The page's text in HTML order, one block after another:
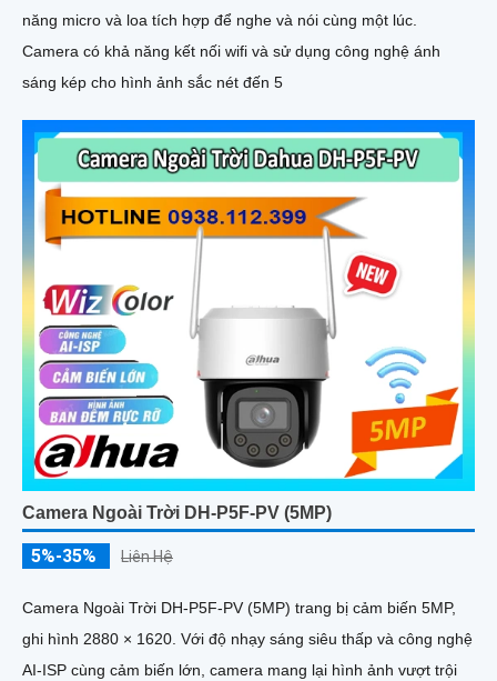
năng micro và loa tích hợp để nghe và nói cùng một lúc.
Camera có khả năng kết nối wifi và sử dụng công nghệ ánh
sáng kép cho hình ảnh sắc nét đến 5
Camera Ngoài Trời DH-P5F-PV (5MP)
5%-35% Liên Hệ
Camera Ngoài Trời DH-P5F-PV (5MP) trang bị cảm biến 5MP,
ghi hình 2880 × 1620. Với độ nhạy sáng siêu thấp và công nghệ
AI-ISP cùng cảm biến lớn, camera mang lại hình ảnh vượt trội